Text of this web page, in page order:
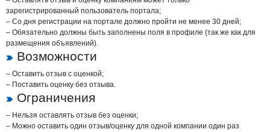
зарегистрированный пользователь портала;
– Со дня регистрации на портале должно пройти не менее 30 дней;
– Обязательно должны быть заполнены поля в профиле (так же как для
размещения объявлений).
Возможности
– Оставить отзыв с оценкой;
– Поставить оценку без отзыва.
Ограничения
– Нельзя оставлять отзыв без оценки;
– Можно оставить один отзыв/оценку для одной компании один раз